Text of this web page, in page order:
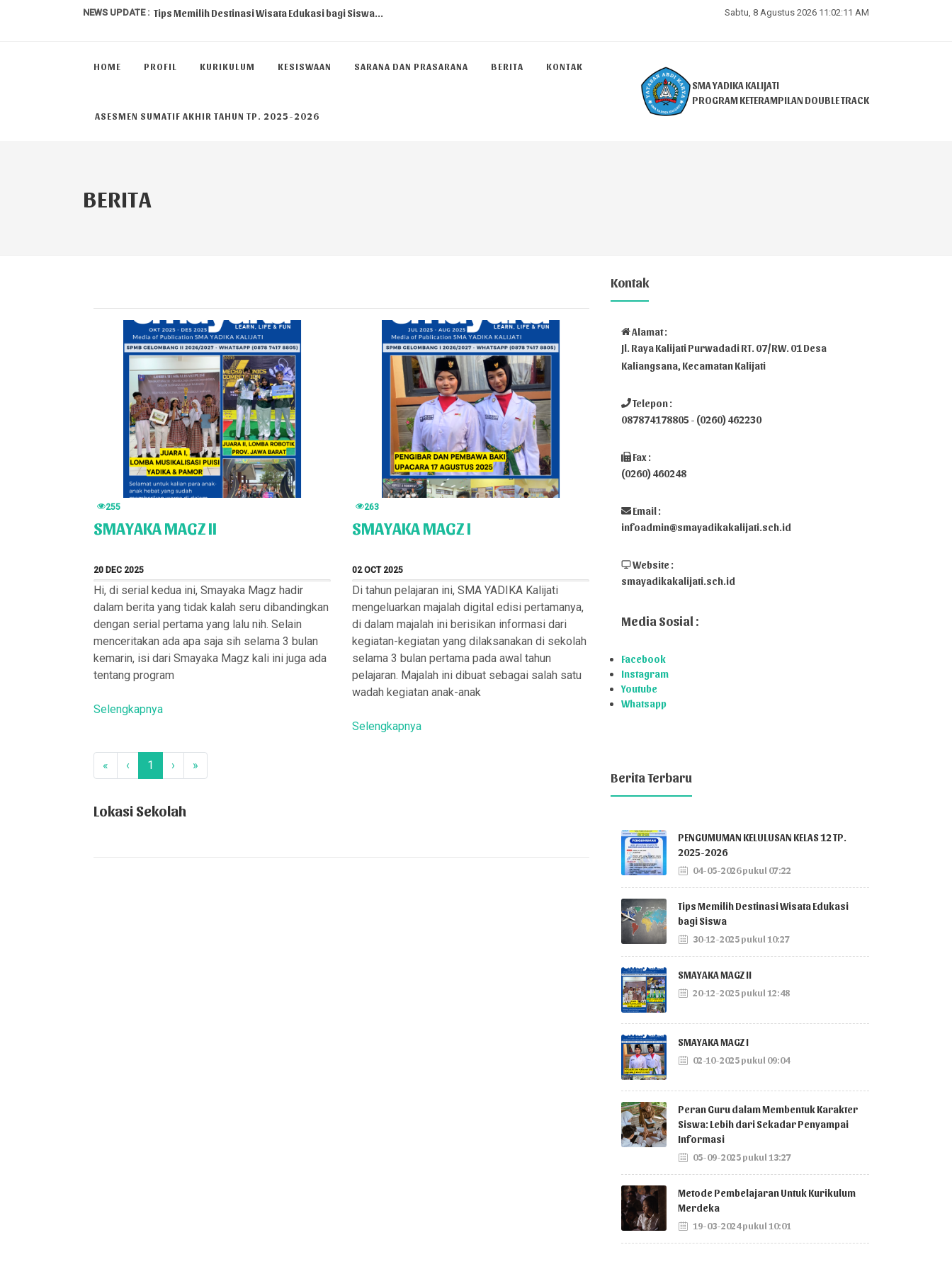
NEWS UPDATE : Tips Memilih Destinasi Wisata Edukasi bagi Siswa...
SMAYAKA MAGZ I...
Sabtu, 8 Agustus 2026 11:02:11 AM
SMA YADIKA KALIJATI
PROGRAM KETERAMPILAN DOUBLE TRACK
HOME PROFIL KURIKULUM KESISWAAN SARANA DAN PRASARANA BERITA KONTAK
ASESMEN SUMATIF AKHIR TAHUN TP. 2025-2026
BERITA
255
SMAYAKA MAGZ II
20 DEC 2025
Hi, di serial kedua ini, Smayaka Magz hadir
dalam berita yang tidak kalah seru dibandingkan
dengan serial pertama yang lalu nih. Selain
menceritakan ada apa saja sih selama 3 bulan
kemarin, isi dari Smayaka Magz kali ini juga ada
tentang program
Selengkapnya
263
SMAYAKA MAGZ I
02 OCT 2025
Di tahun pelajaran ini, SMA YADIKA Kalijati
mengeluarkan majalah digital edisi pertamanya,
di dalam majalah ini berisikan informasi dari
kegiatan-kegiatan yang dilaksanakan di sekolah
selama 3 bulan pertama pada awal tahun
pelajaran. Majalah ini dibuat sebagai salah satu
wadah kegiatan anak-anak
Selengkapnya
« ‹ 1 › »
Lokasi Sekolah
Kontak
Alamat :
Jl. Raya Kalijati Purwadadi RT. 07/RW. 01 Desa
Kaliangsana, Kecamatan Kalijati
Telepon :
087874178805 - (0260) 462230
Fax :
(0260) 460248
Email :
infoadmin@smayadikakalijati.sch.id
Website :
smayadikakalijati.sch.id
Media Sosial :
Facebook
Instagram
Youtube
Whatsapp
Berita Terbaru
PENGUMUMAN KELULUSAN KELAS 12 TP.
2025-2026
04-05-2026 pukul 07:22
Tips Memilih Destinasi Wisata Edukasi
bagi Siswa
30-12-2025 pukul 10:27
SMAYAKA MAGZ II
20-12-2025 pukul 12:48
SMAYAKA MAGZ I
02-10-2025 pukul 09:04
Peran Guru dalam Membentuk Karakter
Siswa: Lebih dari Sekadar Penyampai
Informasi
05-09-2025 pukul 13:27
Metode Pembelajaran Untuk Kurikulum
Merdeka
19-03-2024 pukul 10:01